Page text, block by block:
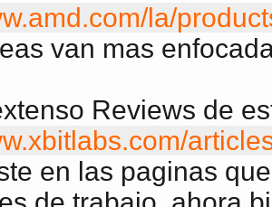
la/
van mas
Reviews de
en las paginas